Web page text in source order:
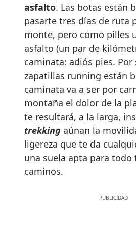
asfalto. Las botas están
pasarte tres días de ruta
monte, pero como pilles
asfalto (un par de
caminata: adiós pies. Por
zapatillas running están
caminata va a ser por
montaña el dolor de la
te resultará, a la larga,
trekking aúnan la
ligereza que te da
una suela apta para todo
caminos.